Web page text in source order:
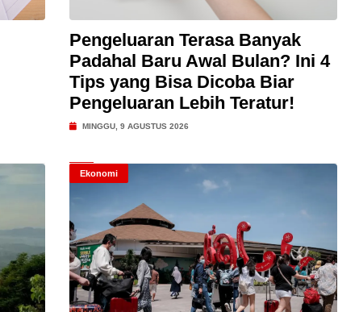
Pengeluaran Terasa Banyak
Padahal Baru Awal Bulan? Ini 4
Tips yang Bisa Dicoba Biar
Pengeluaran Lebih Teratur!
MINGGU, 9 AGUSTUS 2026
Ekonomi